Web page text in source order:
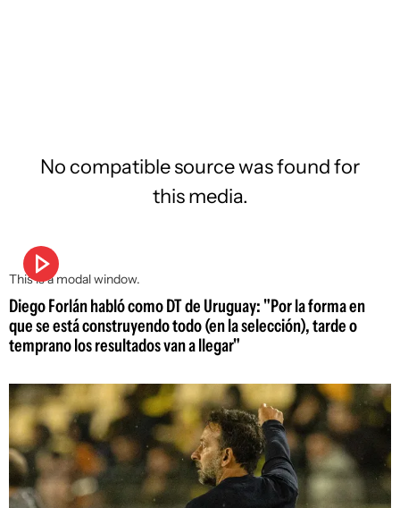
This is a modal window.
No compatible source was found for
this media.
Diego Forlán habló como DT de Uruguay: "Por la forma en
que se está construyendo todo (en la selección), tarde o
temprano los resultados van a llegar"